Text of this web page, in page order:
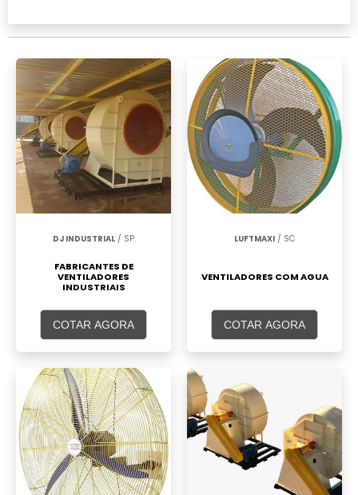
DJ INDUSTRIAL / SP
FABRICANTES DE
VENTILADORES
INDUSTRIAIS
COTAR AGORA
LUFTMAXI / SC
VENTILADORES COM AGUA
COTAR AGORA